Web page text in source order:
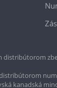
distribútorom
kanadská